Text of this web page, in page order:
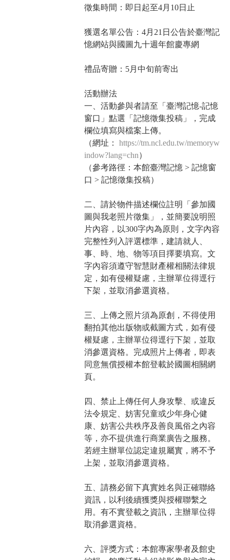
徵集時間：即日起至4月10日止
獲選名單公告：4月21日公告於臺灣記
憶網站與國圖九十週年館慶專網
禮品寄贈：5月中旬前寄出
活動辦法
一、活動參與者請至「臺灣記憶-記憶
窗口」點選「記憶徵集投稿」，完成
欄位填寫與檔案上傳。
（網址： https://tm.ncl.edu.tw/memoryw
indow?lang=chn）
（參考路徑：本館臺灣記憶 > 記憶窗
口 > 記憶徵集投稿）
二、請於物件描述欄位註明「參加國
圖與我老照片徵集」，並簡要說明照
片內容，以300字內為原則，文字內容
完整性列入評選標準，建請就人、
事、時、地、物等項目擇要填寫。文
字內容須遵守智慧財產權相關法律規
定，如有侵權疑慮，主辦單位得逕行
下架，並取消參選資格。
三、上傳之照片須為原創，不得使用
翻拍其他出版物或截圖方式，如有侵
權疑慮，主辦單位得逕行下架，並取
消參選資格。完成照片上傳者，即表
同意無償授權本館登載於國圖相關網
頁。
四、禁止上傳任何人身攻擊、或違反
法令規定、妨害兒童或少年身心健
康、妨害公共秩序及善良風俗之內容
等，亦不提供進行商業廣告之服務。
若經主辦單位認定違規屬實，將不予
上架，並取消參選資格。
五、請務必留下真實姓名與正確聯絡
資訊，以利後續獲獎與授權聯繫之
用。有不實登載之資訊，主辦單位得
取消參選資格。
六、評獎方式：本館專家學者及館史